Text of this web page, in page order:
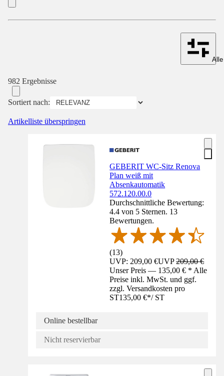
982 Ergebnisse
Sortiert nach:
Artikelliste überspringen
GEBERIT WC-Sitz Renova
Plan weiß mit
Absenkautomatik
572.120.00.0
Durchschnittliche Bewertung:
4.4 von 5 Sternen. 13
Bewertungen.
(13)
UVP: 209,00 €UVP209,00 €
Unser Preis — 135,00 € * Alle
Preise inkl. MwSt. und ggf.
zzgl. Versandkosten pro
ST135,00 €*/ ST
Online bestellbar
Nicht reservierbar